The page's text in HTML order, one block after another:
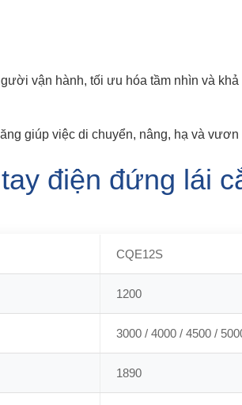
vận hành, tối ưu hóa tầm nhìn và
giúp việc di chuyển, nâng, hạ và
điện đứng lái
CQE12S
1200
3000 / 4000 / 4500 /
1890